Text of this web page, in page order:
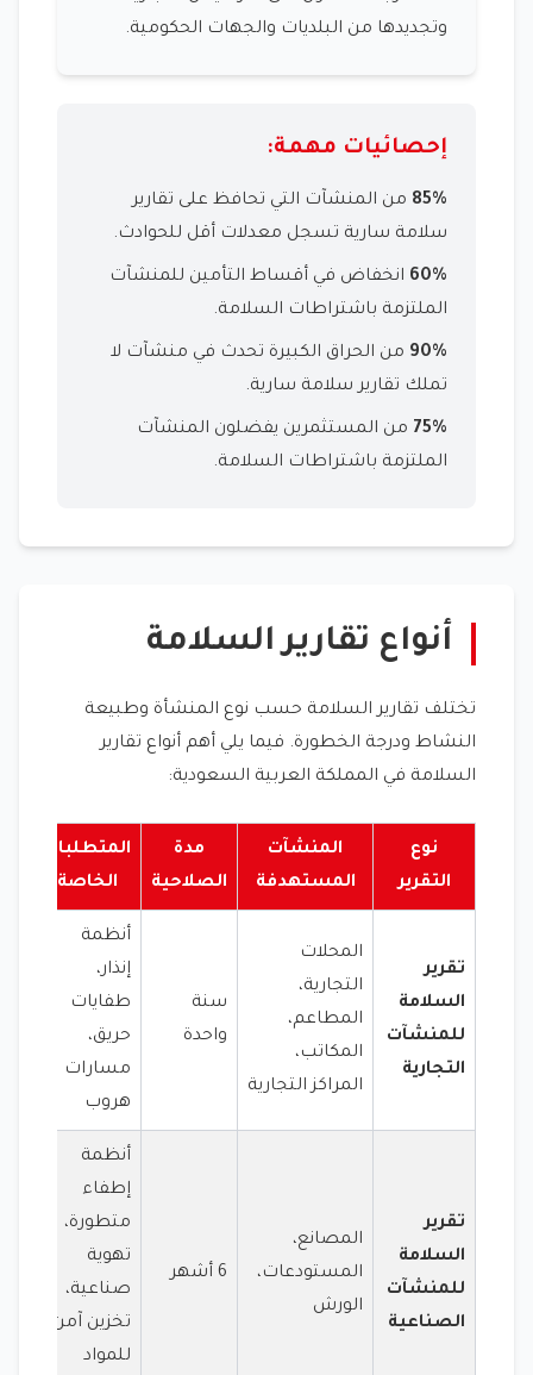
وتجديدها من البلديات والجهات الحكومية.
إحصائيات مهمة:
85% من المنشآت التي تحافظ على تقارير
سلامة سارية تسجل معدلات أقل للحوادث.
60% انخفاض في أقساط التأمين للمنشآت
الملتزمة باشتراطات السلامة.
90% من الحراق الكبيرة تحدث في منشآت لا
تملك تقارير سلامة سارية.
75% من المستثمرين يفضلون المنشآت
الملتزمة باشتراطات السلامة.
أنواع تقارير السلامة
تختلف تقارير السلامة حسب نوع المنشأة وطبيعة
النشاط ودرجة الخطورة. فيما يلي أهم أنواع تقارير
السلامة في المملكة العربية السعودية:
نوع
التقرير
المنشآت
المستهدفة
مدة
الصلاحية
المتطلبات
الخاصة
تقرير
السلامة
للمنشآت
التجارية
المحلات
التجارية،
المطاعم،
المكاتب،
المراكز التجارية
سنة
واحدة
أنظمة
إنذار،
طفايات
حريق،
مسارات
هروب
تقرير
السلامة
للمنشآت
الصناعية
المصانع،
المستودعات،
الورش
6 أشهر
أنظمة
إطفاء
متطورة،
تهوية
صناعية،
تخزين آمن
للمواد